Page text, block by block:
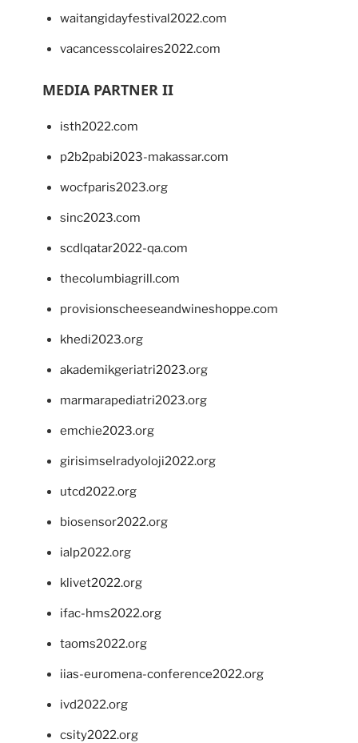
waitangidayfestival2022.com
vacancesscolaires2022.com
MEDIA PARTNER II
isth2022.com
p2b2pabi2023-makassar.com
wocfparis2023.org
sinc2023.com
scdlqatar2022-qa.com
thecolumbiagrill.com
provisionscheeseandwineshoppe.com
khedi2023.org
akademikgeriatri2023.org
marmarapediatri2023.org
emchie2023.org
girisimselradyoloji2022.org
utcd2022.org
biosensor2022.org
ialp2022.org
klivet2022.org
ifac-hms2022.org
taoms2022.org
iias-euromena-conference2022.org
ivd2022.org
csity2022.org